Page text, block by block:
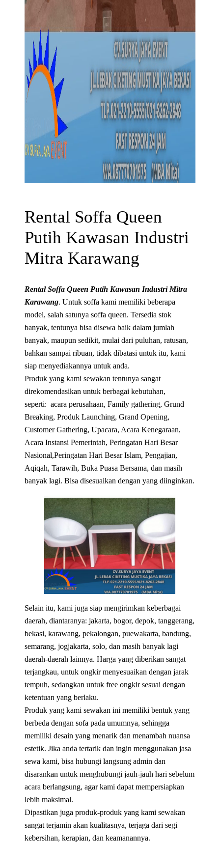
Rental Soffa Queen
Putih Kawasan Industri
Mitra Karawang
Rental Soffa Queen Putih Kawasan Industri Mitra
Karawang. Untuk soffa kami memiliki beberapa
model, salah satunya soffa queen. Tersedia stok
banyak, tentunya bisa disewa baik dalam jumlah
banyak, maupun sedikit, mulai dari puluhan, ratusan,
bahkan sampai ribuan, tidak dibatasi untuk itu, kami
siap menyediakannya untuk anda.
Produk yang kami sewakan tentunya sangat
direkomendasikan untuk berbagai kebutuhan,
seperti: acara perusahaan, Family gathering, Grund
Breaking, Produk Launching, Grand Opening,
Customer Gathering, Upacara, Acara Kenegaraan,
Acara Instansi Pemerintah, Peringatan Hari Besar
Nasional,Peringatan Hari Besar Islam, Pengajian,
Aqiqah, Tarawih, Buka Puasa Bersama, dan masih
banyak lagi. Bisa disesuaikan dengan yang diinginkan.
Selain itu, kami juga siap mengirimkan keberbagai
daerah, diantaranya: jakarta, bogor, depok, tanggerang,
bekasi, karawang, pekalongan, puewakarta, bandung,
semarang, jogjakarta, solo, dan masih banyak lagi
daerah-daerah lainnya. Harga yang diberikan sangat
terjangkau, untuk ongkir menyesuaikan dengan jarak
tempuh, sedangkan untuk free ongkir sesuai dengan
ketentuan yang berlaku.
Produk yang kami sewakan ini memiliki bentuk yang
berbeda dengan sofa pada umumnya, sehingga
memiliki desain yang menarik dan menambah nuansa
estetik. Jika anda tertarik dan ingin menggunakan jasa
sewa kami, bisa hubungi langsung admin dan
disarankan untuk menghubungi jauh-jauh hari sebelum
acara berlangsung, agar kami dapat mempersiapkan
lebih maksimal.
Dipastikan juga produk-produk yang kami sewakan
sangat terjamin akan kualitasnya, terjaga dari segi
kebersihan, kerapian, dan keamanannya.